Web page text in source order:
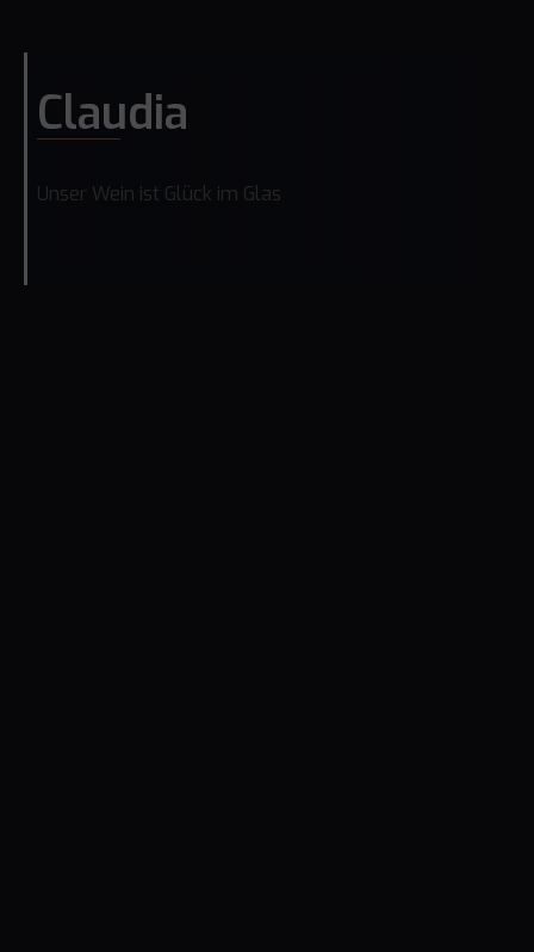
Claudia
Unser Wein ist Glück im Glas